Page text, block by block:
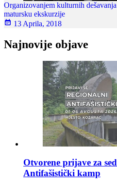
Organizovanjem kulturnih
matursku ekskurzije
13 Aprila, 2018
Najnovije objave
Otvorene prijave za
Antifašistički kamp